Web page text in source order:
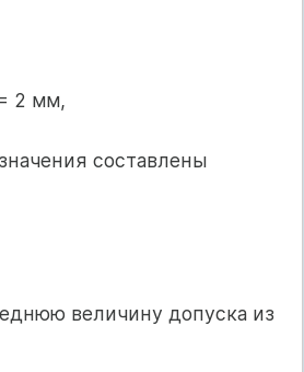
2 мм,
составлены
величину допуска из